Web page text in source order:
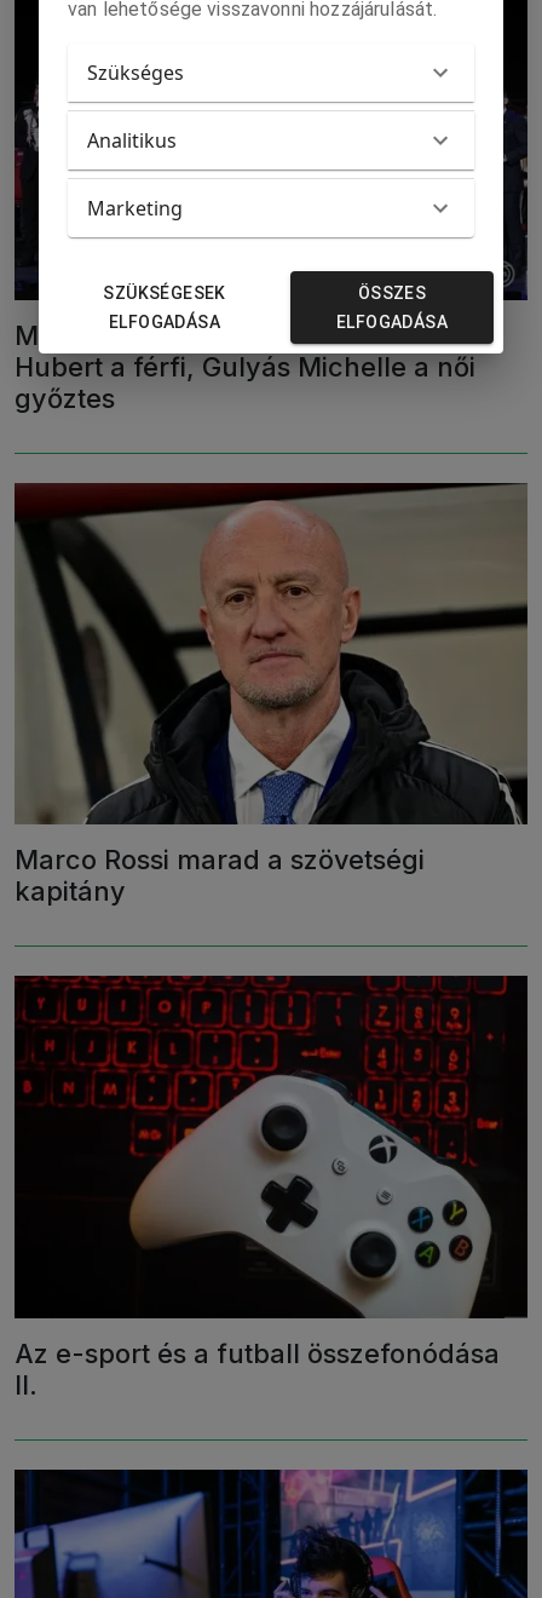
M4 Sport-Az Év sportolója gála - Kós
Hubert a férfi, Gulyás Michelle a női
győztes
Marco Rossi marad a szövetségi
kapitány
Az e-sport és a futball összefonódása
II.
van lehetősége visszavonni hozzájárulását.
Szükséges
Analitikus
Marketing
SZÜKSÉGESEK
ELFOGADÁSA
ÖSSZES
ELFOGADÁSA